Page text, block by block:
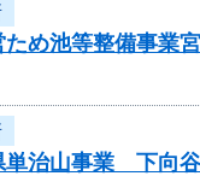
ため池等整備事
単治山事業 下向